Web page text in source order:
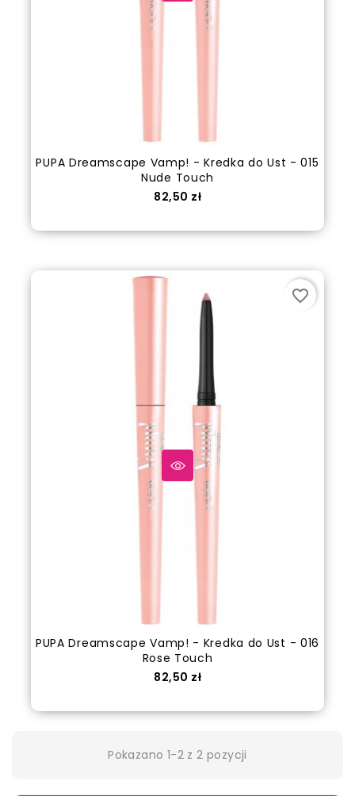
PUPA Dreamscape Vamp! - Kredka do Ust - 015
Nude Touch
Cena
82,50 zł
PUPA Dreamscape Vamp! - Kredka do Ust - 016
Rose Touch
Cena
82,50 zł
favorite_border
Pokazano 1-2 z 2 pozycji